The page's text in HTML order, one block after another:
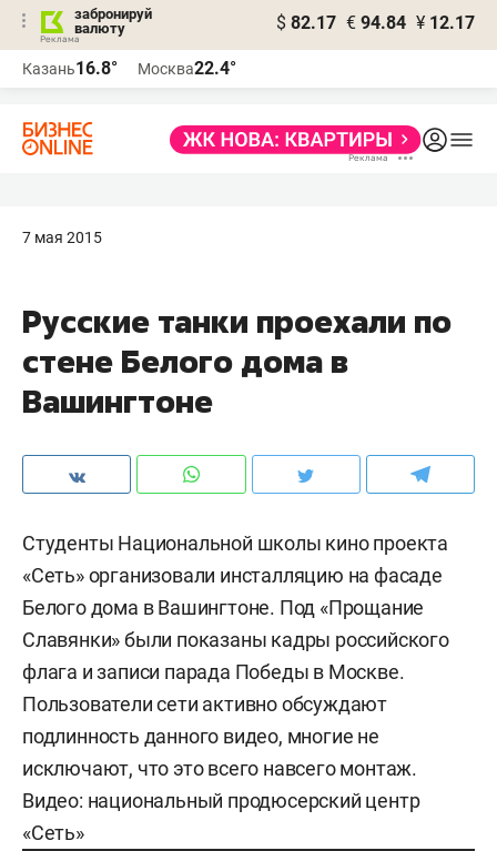
забронируй
валюту
$ 82.17 € 94.84 ¥ 12.17
Казань16.8° Москва22.4°
7 мая 2015
Русские танки проехали по
стене Белого дома в
Вашингтоне
Студенты Национальной школы кино проекта
«Сеть» организовали инсталляцию на фасаде
Белого дома в Вашингтоне. Под «Прощание
Славянки» были показаны кадры российского
флага и записи парада Победы в Москве.
Пользователи сети активно обсуждают
подлинность данного видео, многие не
исключают, что это всего навсего монтаж.
Видео: национальный продюсерский центр
«Сеть»